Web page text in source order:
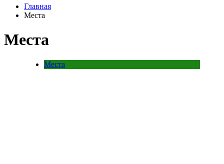
Главная
Места
Места
Места